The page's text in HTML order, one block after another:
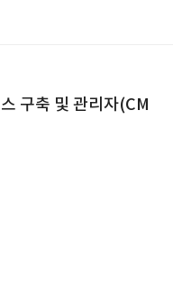
구축 및 관리자(CM